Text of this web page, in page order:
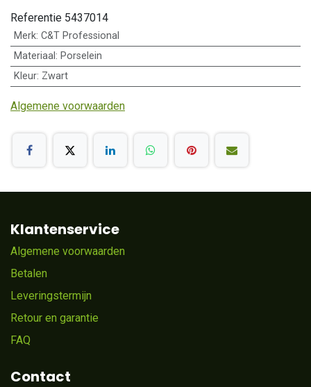
Referentie 5437014
Merk: C&T Professional
Materiaal : Porselein
Kleur: Zwart
Algemene voorwaarden
Klantenservice
Algemene voorwaarden
Betalen
Leveringstermijn
Retour en garantie
FAQ
Contact